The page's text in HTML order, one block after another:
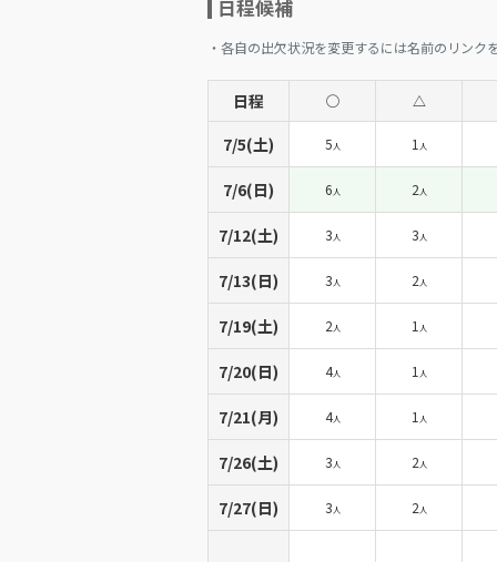
日程候補
・各自の出欠状況を変更するには名前のリンク
日程 ◯ △
7/5(土) 5人 1 人
7/6(日) 6人 2人
7/12(土) 3人 3人
7/13(日) 3人 2人
7/19(土) 2人 1 人
7/20(日) 4人 1 人
7/21(月) 4人 1 人
7/26(土) 3人 2人
7/27(日) 3人 2人